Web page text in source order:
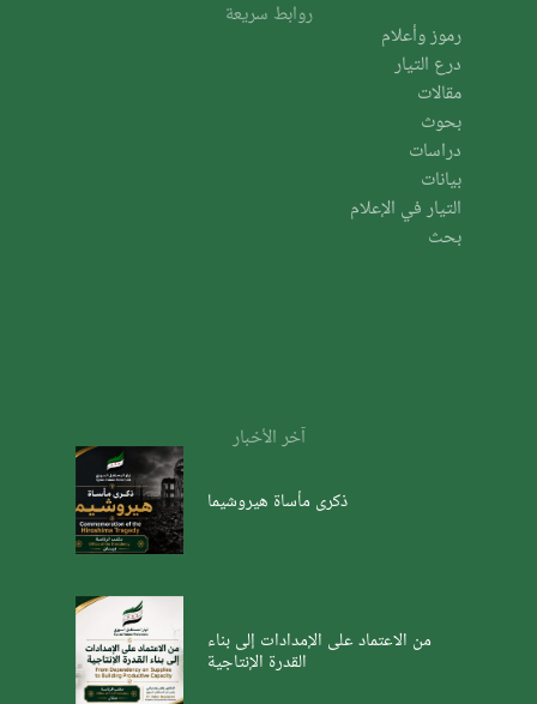
روابط سريعة
رموز وأعلام
درع التيار
مقالات
بحوث
دراسات
بيانات
التيار في الإعلام
بحث
آخر الأخبار
ذكرى مأساة هيروشيما
من الاعتماد على الإمدادات إلى بناء
القدرة الإنتاجية